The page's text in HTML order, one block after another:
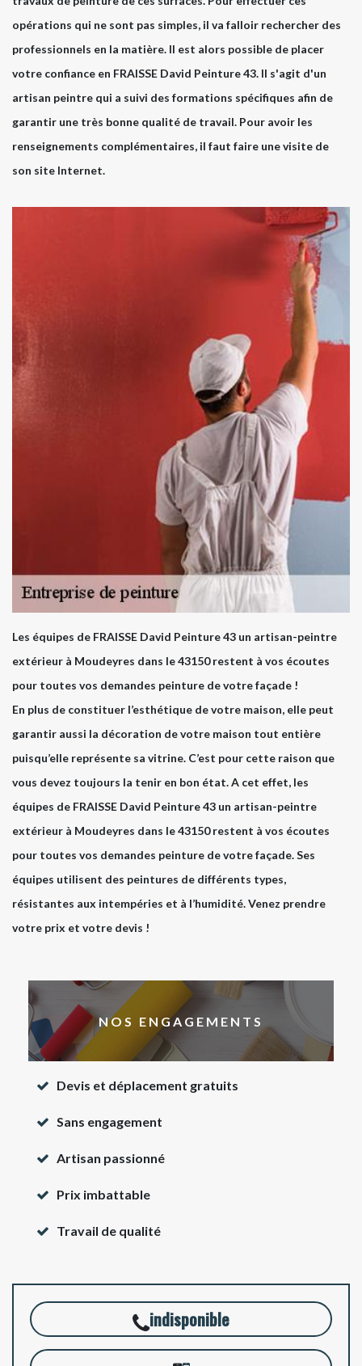
opérations qui ne sont pas simples, il va falloir rechercher des
professionnels en la matière. Il est alors possible de placer
votre confiance en FRAISSE David Peinture 43. Il s'agit d'un
artisan peintre qui a suivi des formations spécifiques afin de
garantir une très bonne qualité de travail. Pour avoir les
renseignements complémentaires, il faut faire une visite de
son site Internet.
Les équipes de FRAISSE David Peinture 43 un artisan-peintre
extérieur à Moudeyres dans le 43150 restent à vos écoutes
pour toutes vos demandes peinture de votre façade !
En plus de constituer l’esthétique de votre maison, elle peut
garantir aussi la décoration de votre maison tout entière
puisqu’elle représente sa vitrine. C’est pour cette raison que
vous devez toujours la tenir en bon état. A cet effet, les
équipes de FRAISSE David Peinture 43 un artisan-peintre
extérieur à Moudeyres dans le 43150 restent à vos écoutes
pour toutes vos demandes peinture de votre façade. Ses
équipes utilisent des peintures de différents types,
résistantes aux intempéries et à l’humidité. Venez prendre
votre prix et votre devis !
NOS ENGAGEMENTS
Devis et déplacement gratuits
Sans engagement
Artisan passionné
Prix imbattable
Travail de qualité
indisponible